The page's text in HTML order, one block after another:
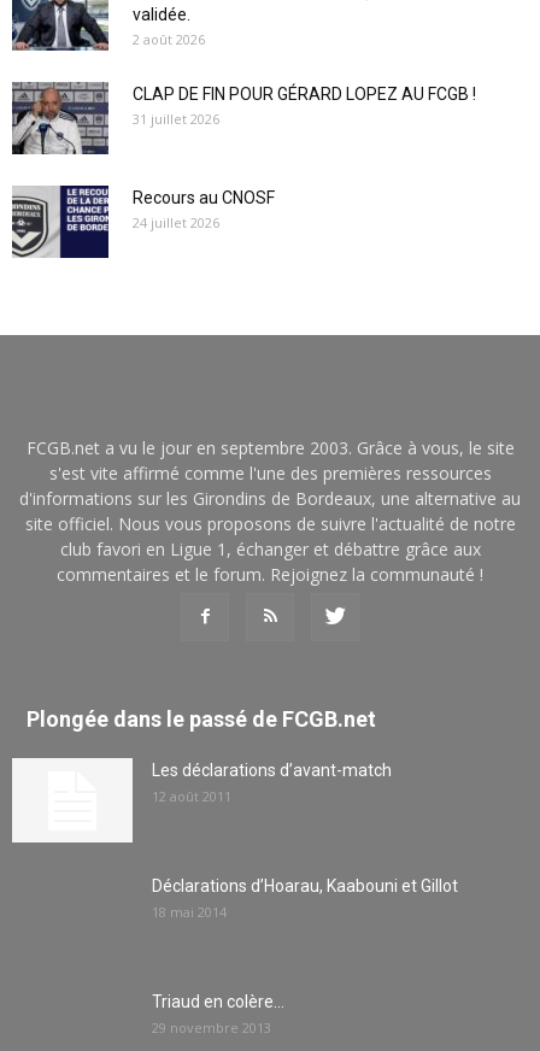
validée.
2 août 2026
CLAP DE FIN POUR GÉRARD LOPEZ AU FCGB !
31 juillet 2026
Recours au CNOSF
24 juillet 2026
FCGB.net a vu le jour en septembre 2003. Grâce à vous, le site
s'est vite affirmé comme l'une des premières ressources
d'informations sur les Girondins de Bordeaux, une alternative au
site officiel. Nous vous proposons de suivre l'actualité de notre
club favori en Ligue 1, échanger et débattre grâce aux
commentaires et le forum. Rejoignez la communauté !
Plongée dans le passé de FCGB.net
Les déclarations d’avant-match
12 août 2011
Déclarations d’Hoarau, Kaabouni et Gillot
18 mai 2014
Triaud en colère…
29 novembre 2013